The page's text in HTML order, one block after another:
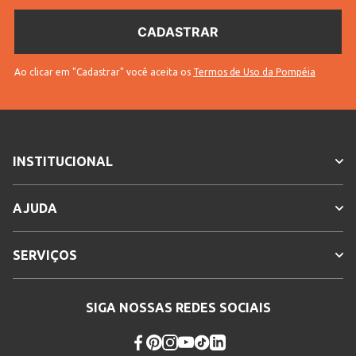
Ao clicar em "Cadastrar" você aceita os Termos de Uso da Pompéia
INSTITUCIONAL
AJUDA
SERVIÇOS
SIGA NOSSAS REDES SOCIAIS